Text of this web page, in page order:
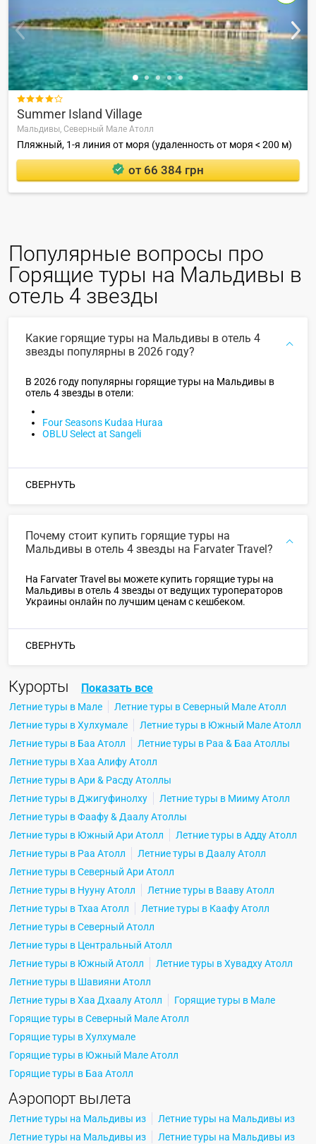

Summer Island Village
Мальдивы, Северный Мале Атолл
Пляжный, 1-я линия от моря (удаленность от моря < 200 м)
от 66 384 грн
Популярные вопросы про
Горящие туры на Мальдивы в
отель 4 звезды
Какие горящие туры на Мальдивы в отель 4
звезды популярны в 2026 году?
В 2026 году популярны горящие туры на Мальдивы в
отель 4 звезды в отели:
Four Seasons Kudaa Huraa
OBLU Select at Sangeli
СВЕРНУТЬ
Почему стоит купить горящие туры на
Мальдивы в отель 4 звезды на Farvater Travel?
На Farvater Travel вы можете купить горящие туры на
Мальдивы в отель 4 звезды от ведущих туроператоров
Украины онлайн по лучшим ценам с кешбеком.
СВЕРНУТЬ
Курорты Показать все
Летние туры в Мале
Летние туры в Северный Мале Атолл
Летние туры в Хулхумале
Летние туры в Южный Мале Атолл
Летние туры в Баа Атолл
Летние туры в Раа & Баа Атоллы
Летние туры в Хаа Алифу Атолл
Летние туры в Ари & Расду Атоллы
Летние туры в Джигуфинолху
Летние туры в Мииму Атолл
Летние туры в Фаафу & Даалу Атоллы
Летние туры в Южный Ари Атолл
Летние туры в Адду Атолл
Летние туры в Раа Атолл
Летние туры в Даалу Атолл
Летние туры в Северный Ари Атолл
Летние туры в Нууну Атолл
Летние туры в Вааву Атолл
Летние туры в Тхаа Атолл
Летние туры в Каафу Атолл
Летние туры в Северный Атолл
Летние туры в Центральный Атолл
Летние туры в Южный Атолл
Летние туры в Хувадху Атолл
Летние туры в Шавияни Атолл
Летние туры в Хаа Дхаалу Атолл
Горящие туры в Мале
Горящие туры в Северный Мале Атолл
Горящие туры в Хулхумале
Горящие туры в Южный Мале Атолл
Горящие туры в Баа Атолл
Аэропорт вылета
Летние туры на Мальдивы из
Летние туры на Мальдивы из
Летние туры на Мальдивы из
Летние туры на Мальдивы из